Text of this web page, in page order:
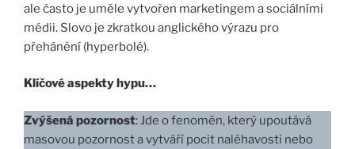
ale často je uměle vytvořen marketingem a sociálními
médii. Slovo je zkratkou anglického výrazu pro
přehánění (hyperbolé).
Klíčové aspekty hypu…
Zvýšená pozornost: Jde o fenomén, který upoutává
masovou pozornost a vytváří pocit naléhavosti nebo